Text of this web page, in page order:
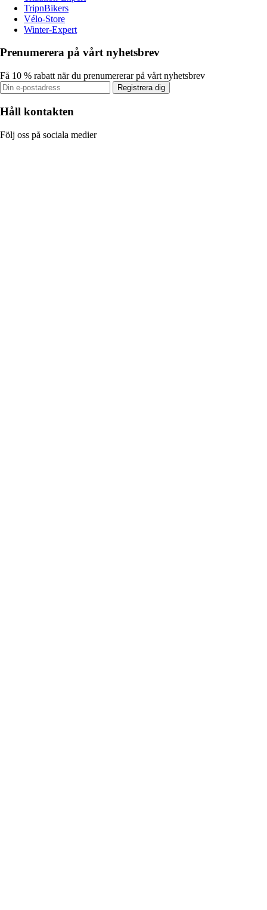
TripnBikers
Vélo-Store
Winter-Expert
Prenumerera på vårt nyhetsbrev
Få 10 % rabatt när du prenumererar på vårt nyhetsbrev
Registrera dig
Håll kontakten
Följ oss på sociala medier